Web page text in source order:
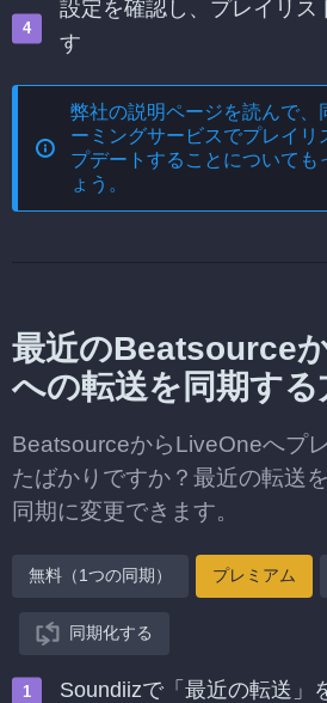
設定を確認し、プレイリス
す
弊社の説明ページを読んで、
ーミングサービスでプレイリ
プデートする ことについても
ょう。
最近のBeatsource
への転送を同期する
BeatsourceからLiveOneへプ
たばかりですか？最近の転送
同期に変更できます。
無料（1つの同期） プレミアム
同期化する
Soundiizで「最近の転送」